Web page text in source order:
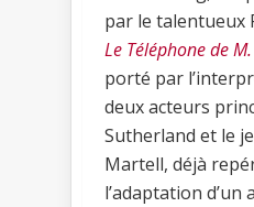
par le talentueux
Le Téléphone de
porté par
deux acteurs
Sutherland et le
Martell, déjà
l’adaptation d’un